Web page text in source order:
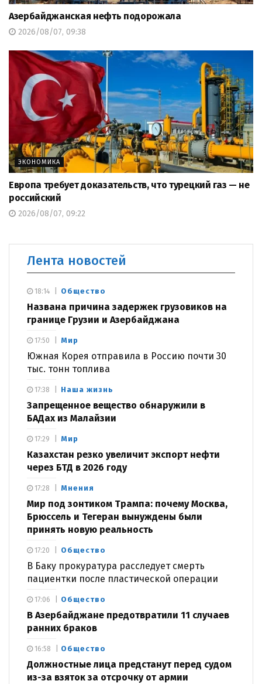
Азербайджанская нефть подорожала
2026/08/07, 09:38
ЭКОНОМИКА
Европа требует доказательств, что турецкий газ — не
российский
2026/08/07, 09:22
Лента новостей
Общество
Названа причина задержек грузовиков на
границе Грузии и Азербайджана
18:14
Мир
Южная Корея отправила в Россию почти 30
тыс. тонн топлива
17:50
Наша жизнь
Запрещенное вещество обнаружили в
БАДах из Малайзии
17:38
Мир
Казахстан резко увеличит экспорт нефти
через БТД в 2026 году
17:29
Мнения
Мир под зонтиком Трампа: почему Москва,
Брюссель и Тегеран вынуждены были
принять новую реальность
17:28
Общество
В Баку прокуратура расследует смерть
пациентки после пластической операции
17:20
Общество
В Азербайджане предотвратили 11 случаев
ранних браков
17:06
Общество
Должностные лица предстанут перед судом
из-за взяток за отсрочку от армии
16:58